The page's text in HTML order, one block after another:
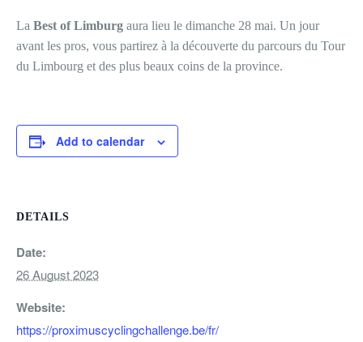
La Best of Limburg aura lieu le dimanche 28 mai. Un jour
avant les pros, vous partirez à la découverte du parcours du Tour
du Limbourg et des plus beaux coins de la province.
Add to calendar
DETAILS
Date:
26 August 2023
Website:
https://proximuscyclingchallenge.be/fr/